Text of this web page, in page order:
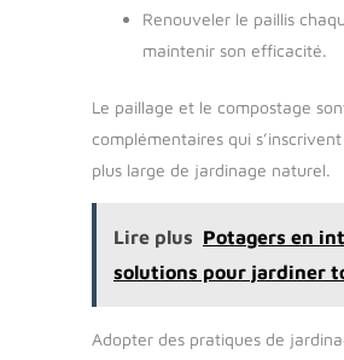
Renouveler le paillis
maintenir son efficacité.
Le paillage et le compostage
complémentaires qui
plus large de jardinage naturel.
Lire plus Potagers en
solutions pour jardiner
Adopter des pratiques de